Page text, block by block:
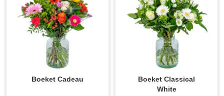
Boeket Cadeau
Boeket Classical
White